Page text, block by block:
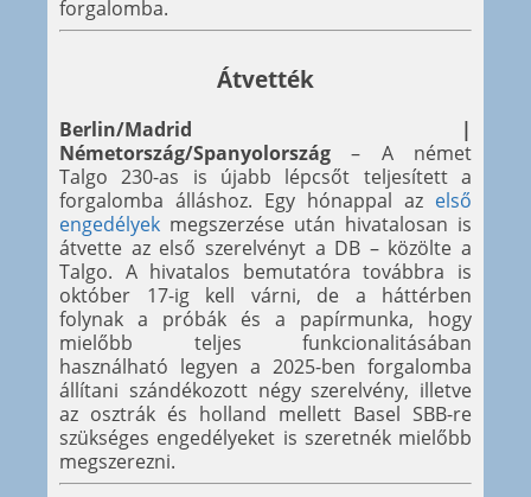
forgalomba.
Átvették
Berlin/Madrid |
Németország/Spanyolország – A német
Talgo 230-as is újabb lépcsőt teljesített a
forgalomba álláshoz. Egy hónappal az első
engedélyek megszerzése után hivatalosan is
átvette az első szerelvényt a DB – közölte a
Talgo. A hivatalos bemutatóra továbbra is
október 17-ig kell várni, de a háttérben
folynak a próbák és a papírmunka, hogy
mielőbb teljes funkcionalitásában
használható legyen a 2025-ben forgalomba
állítani szándékozott négy szerelvény, illetve
az osztrák és holland mellett Basel SBB-re
szükséges engedélyeket is szeretnék mielőbb
megszerezni.